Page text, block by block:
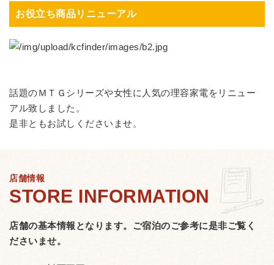
お役立ち商品リニューアル
話題のＭＴＧシリーズや女性に人気の理容家電をリニュー
アル致しました。
是非ともお試しくださいませ。
店舗情報
店舗の基本情報となります。 ご宿泊のご参考に是非ご覧く
ださいませ。